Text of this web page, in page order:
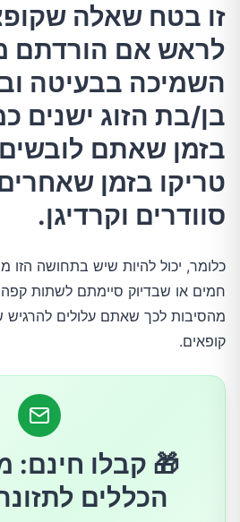
השמיכה בבעיטה ובינתיים בן/
תינוק, או בזמן שאתם לובשים
שאחרים לובשים סוודרים
פעילות יתר של בלוטת התריס
גיל המעבר
אי ספיקה שחלתית מוקדמת
חום
קפאין
מזג אוויר חם
זו בטח שאלה
לראש אם הורדתם
השמיכה בבעיטה
בן/בת הזוג ישנים
בזמן שאתם
טריקו בזמן
סוודרים וקרדיגן.
כלומר, יכול להיות שיש בתחושה
חמים או שבדיוק סיימתם לשתות
מהסיבות לכך שאתם עלולים
קופאים.
הכללים